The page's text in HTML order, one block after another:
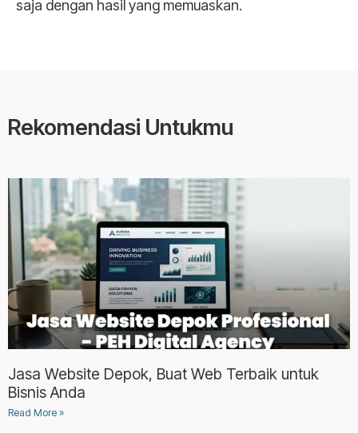
saja dengan hasil yang memuaskan.
Rekomendasi Untukmu
Jasa Website Depok, Buat Web Terbaik untuk
Bisnis Anda
Read More »